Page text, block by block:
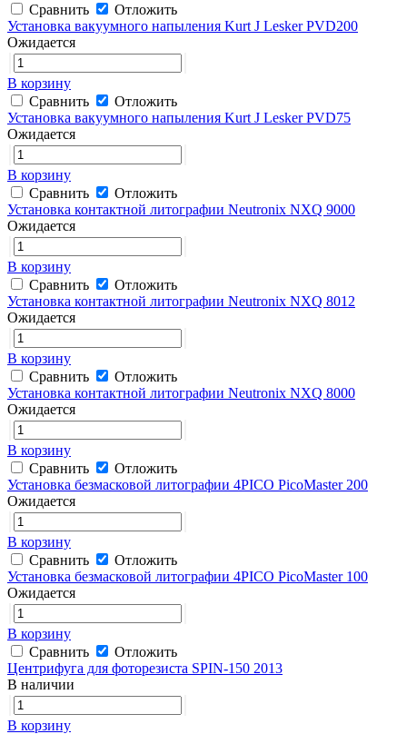
Сравнить
Отложить
Установка вакуумного напыления Kurt J Lesker PVD200
Ожидается
В корзину
Сравнить
Отложить
Установка вакуумного напыления Kurt J Lesker PVD75
Ожидается
В корзину
Сравнить
Отложить
Установка контактной литографии Neutronix NXQ 9000
Ожидается
В корзину
Сравнить
Отложить
Установка контактной литографии Neutronix NXQ 8012
Ожидается
В корзину
Сравнить
Отложить
Установка контактной литографии Neutronix NXQ 8000
Ожидается
В корзину
Сравнить
Отложить
Установка безмасковой литографии 4PICO PicoMaster 200
Ожидается
В корзину
Сравнить
Отложить
Установка безмасковой литографии 4PICO PicoMaster 100
Ожидается
В корзину
Сравнить
Отложить
Центрифуга для фоторезиста SPIN-150 2013
В наличии
В корзину